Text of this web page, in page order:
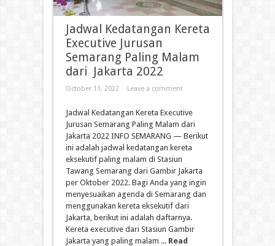
Jadwal Kedatangan Kereta
Executive Jurusan
Semarang Paling Malam
dari Jakarta 2022
October 11, 2022 Leave a comment
Jadwal Kedatangan Kereta Executive
Jurusan Semarang Paling Malam dari
Jakarta 2022 INFO SEMARANG — Berikut
ini adalah jadwal kedatangan kereta
eksekutif paling malam di Stasiun
Tawang Semarang dari Gambir Jakarta
per Oktober 2022. Bagi Anda yang ingin
menyesuaikan agenda di Semarang dan
menggunakan kereta eksekutif dari
Jakarta, berikut ini adalah daftarnya.
Kereta executive dari Stasiun Gambir
Jakarta yang paling malam ... Read